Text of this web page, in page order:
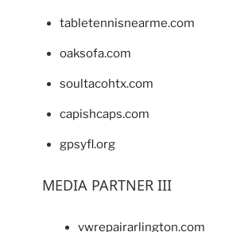
tabletennisnearme.com
oaksofa.com
soultacohtx.com
capishcaps.com
gpsyfl.org
MEDIA PARTNER III
vwrepairarlington.com